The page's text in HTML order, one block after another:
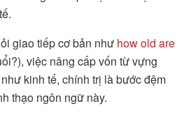
giao tiếp cơ bản như how old are
việc nâng cấp vốn từ vựng
kinh tế, chính trị là bước đệm
thạo ngôn ngữ này.